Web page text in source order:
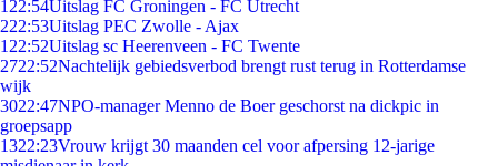
1 22:54Uitslag FC Groningen - FC Utrecht
222:53Uitslag PEC Zwolle - Ajax
1 22:52Uitslag sc Heerenveen - FC Twente
2722:52Nachtelijk gebiedsverbod brengt rust terug in Rotterdamse
wijk
3022:47NPO-manager Menno de Boer geschorst na dickpic in
groepsapp
1322:23Vrouw krijgt 30 maanden cel voor afpersing 12-jarige